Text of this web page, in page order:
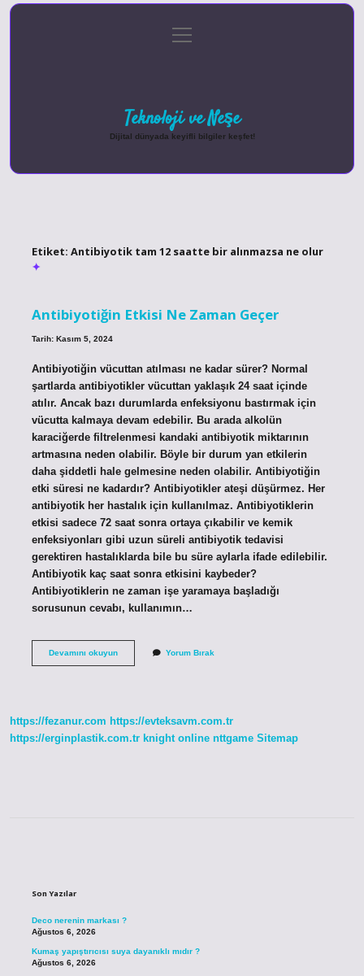
Gizlilik Politikası
menüyü
aç
Teknoloji ve Neşe
Dijital dünyada keyifli bilgiler keşfet!
Etiket: Antibiyotik tam 12 saatte bir alınmazsa ne olur
Antibiyotiğin Etkisi Ne Zaman Geçer
Tarih: Kasım 5, 2024
Antibiyotiğin vücuttan atılması ne kadar sürer? Normal
şartlarda antibiyotikler vücuttan yaklaşık 24 saat içinde
atılır. Ancak bazı durumlarda enfeksiyonu bastırmak için
vücutta kalmaya devam edebilir. Bu arada alkolün
karaciğerde filtrelenmesi kandaki antibiyotik miktarının
artmasına neden olabilir. Böyle bir durum yan etkilerin
daha şiddetli hale gelmesine neden olabilir. Antibiyotiğin
etki süresi ne kadardır? Antibiyotikler ateşi düşürmez. Her
antibiyotik her hastalık için kullanılmaz. Antibiyotiklerin
etkisi sadece 72 saat sonra ortaya çıkabilir ve kemik
enfeksiyonları gibi uzun süreli antibiyotik tedavisi
gerektiren hastalıklarda bile bu süre aylarla ifade edilebilir.
Antibiyotik kaç saat sonra etkisini kaybeder?
Antibiyotiklerin ne zaman işe yaramaya başladığı
sorusunun cevabı, kullanımın…
Devamını okuyunAntibiyotiğinYorum Bırak
https://fezanur.com https://evteksavm.com.tr
https://erginplastik.com.tr knight online nttgame Sitemap
Son Yazılar
Deco nerenin markası ?
Ağustos 6, 2026
Kumaş yapıştırıcısı suya dayanıklı mıdır ?
Ağustos 6, 2026